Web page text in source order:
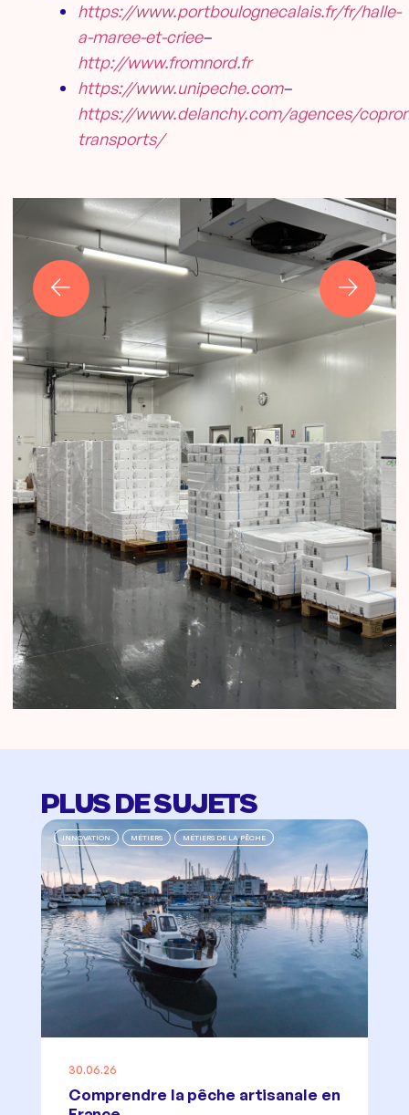
https://www.portboulognecalais.fr/fr/halle-
a-maree-et-criee–
http://www.fromnord.fr
https://www.unipeche.com–
https://www.delanchy.com/agences/
transports/
PLUS DE SUJETS
30.06.26
INNOVATION MÉTIERS MÉTIERS DE LA PÊCHE
Comprendre la pêche artisanale en